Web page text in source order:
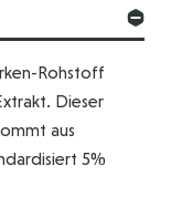
Rohstoff
Dieser
aus
5%